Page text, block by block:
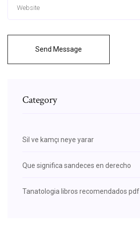
Send Message
Category
Sil ve kamçı neye yarar
Que significa sandeces en derecho
Tanatologia libros recomendados pdf